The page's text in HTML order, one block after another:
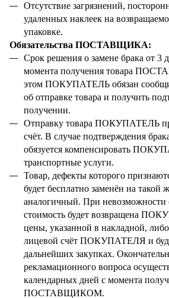
Отсутствие загрязнений,
удаленных наклеек на
упаковке.
Обязательства ПОСТАВЩИКА:
Срок решения о замене брака от 3
момента получения товара
этом ПОКУПАТЕЛЬ обязан
об отправке товара и получить
получении.
Отправку товара ПОКУПАТЕЛЬ
счёт. В случае подтверждения
обязуется компенсировать
транспортные услуги.
Товар, дефекты которого
будет бесплатно заменён на такой
аналогичный. При невозможности
стоимость будет возвращена
цены, указанной в накладной,
лицевой счёт ПОКУПАТЕЛЯ и
дальнейших закупках.
рекламационного вопроса
календарных дней с момента
ПОСТАВЩИКОМ.